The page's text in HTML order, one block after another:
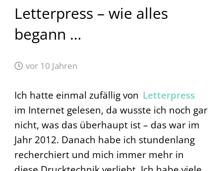
Letterpress – wie alles
begann …
vor 10 Jahren
Ich hatte einmal zufällig von Letterpress
im Internet gelesen, da wusste ich noch gar
nicht, was das überhaupt ist – das war im
Jahr 2012. Danach habe ich stundenlang
recherchiert und mich immer mehr in